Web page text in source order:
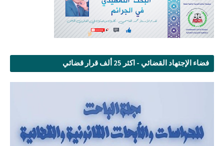
فضاء الإجتهاد القضائي - اكثر 25 ألف قرار قضائي